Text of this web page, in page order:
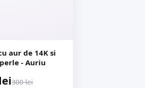
aur de 14K si
- Auriu
300 lei